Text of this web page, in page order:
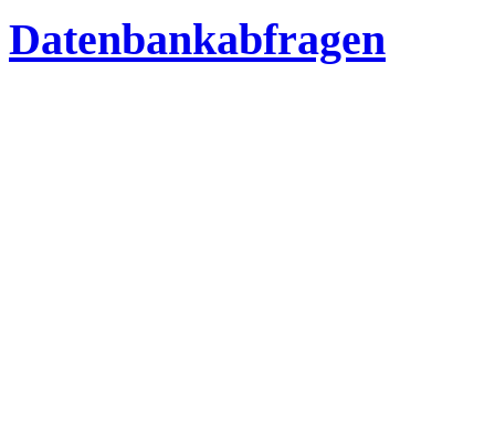
Datenbankabfragen